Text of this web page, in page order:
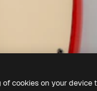
cookies on your device